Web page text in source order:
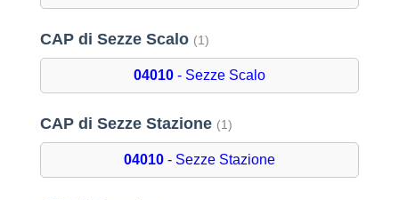
CAP di Sezze Scalo (1)
04010- Sezze Scalo
CAP di Sezze Stazione (1)
04010- Sezze Stazione